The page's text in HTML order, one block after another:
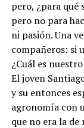
pero, ¿para qué
pero no para
ni pasión. Una
compañeros: si
¿Cuál es
El joven
y su entonces
agronomía con
que no era la